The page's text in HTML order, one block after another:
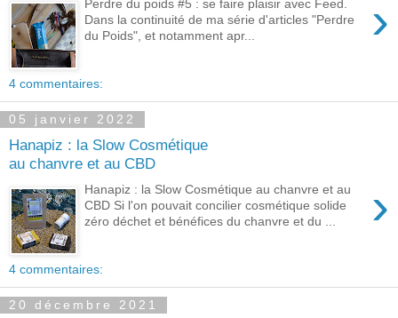
›
Perdre du poids #5 : se faire plaisir avec Feed.
Dans la continuité de ma série d'articles "Perdre
du Poids", et notamment apr...
4 commentaires:
05 janvier 2022
Hanapiz : la Slow Cosmétique
au chanvre et au CBD
›
Hanapiz : la Slow Cosmétique au chanvre et au
CBD Si l'on pouvait concilier cosmétique solide
zéro déchet et bénéfices du chanvre et du ...
4 commentaires:
20 décembre 2021